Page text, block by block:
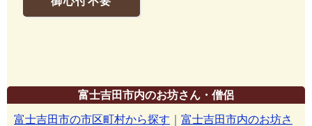
富士吉田市内のお坊さん・僧侶
富士吉田市の市区町村から探す
富士吉田市内のお坊さ